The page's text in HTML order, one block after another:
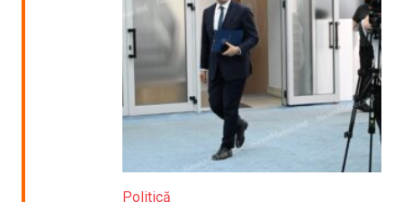
Politică